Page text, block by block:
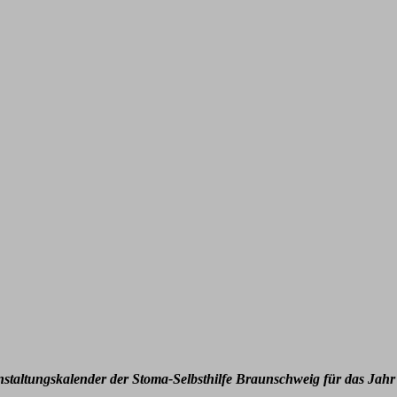
der Stoma-Selbsthilfe Braunschweig für das